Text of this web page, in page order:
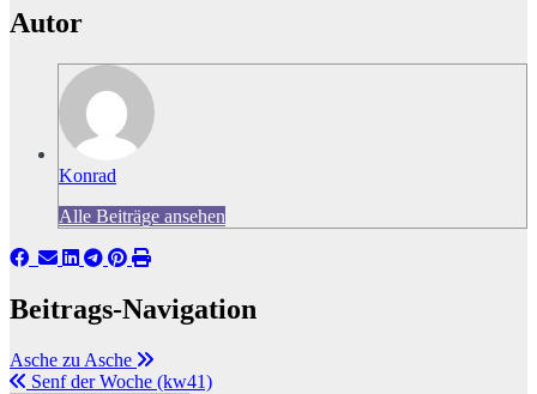
Autor
Konrad
Alle Beiträge ansehen
Beitrags-Navigation
Asche zu Asche
Senf der Woche (kw41)